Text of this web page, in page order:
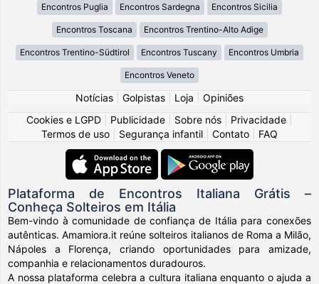
Encontros Puglia Encontros Sardegna Encontros Sicilia
Encontros Toscana Encontros Trentino-Alto Adige
Encontros Trentino-Südtirol Encontros Tuscany Encontros Umbria
Encontros Veneto
Notícias Golpistas Loja
Opiniões
Cookies e LGPD
Publicidade Sobre nós Privacidade
Termos de uso
Segurança infantil Contato FAQ
Plataforma de Encontros Italiana Grátis –
Conheça Solteiros em Itália
Bem-vindo à comunidade de confiança de Itália para conexões
autênticas. Amamiora.it reúne solteiros italianos de Roma a Milão,
Nápoles a Florença, criando oportunidades para amizade,
companhia e relacionamentos duradouros.
A nossa plataforma celebra a cultura italiana enquanto o ajuda a